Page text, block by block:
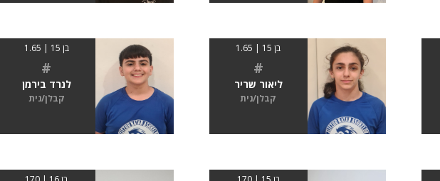
בן 15 | 1.65
#
ליאור שריר
קבלן/נית
בן 15 | 1.65
#
לנרד בירמן
קבלן/נית